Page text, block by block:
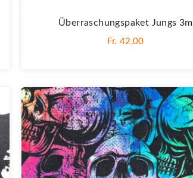
Überraschungspaket Jungs 3m
Fr. 42,00